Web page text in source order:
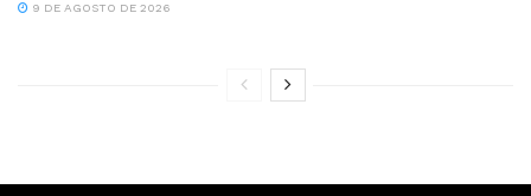
9 DE AGOSTO DE 2026